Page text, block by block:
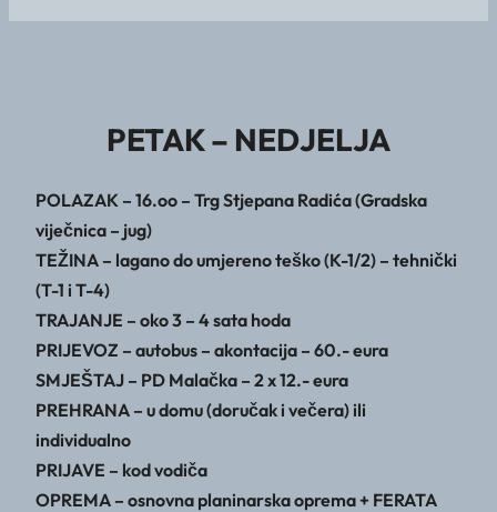
PETAK – NEDJELJA
POLAZAK – 16.oo – Trg Stjepana Radića (Gradska
viječnica – jug)
TEŽINA – lagano do umjereno teško (K-1/2) – tehnički
(T-1 i T-4)
TRAJANJE – oko 3 – 4 sata hoda
PRIJEVOZ – autobus – akontacija – 60.- eura
SMJEŠTAJ – PD Malačka – 2 x 12.- eura
PREHRANA – u domu (doručak i večera) ili
individualno
PRIJAVE – kod vodiča
OPREMA – osnovna planinarska oprema + FERATA